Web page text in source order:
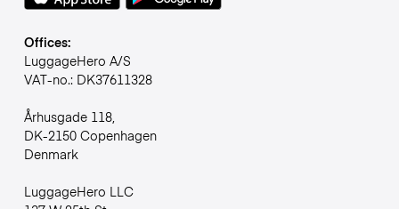
Offices:
LuggageHero A/S
VAT-no.: DK37611328
Århusgade 118,
DK-2150 Copenhagen
Denmark
LuggageHero LLC